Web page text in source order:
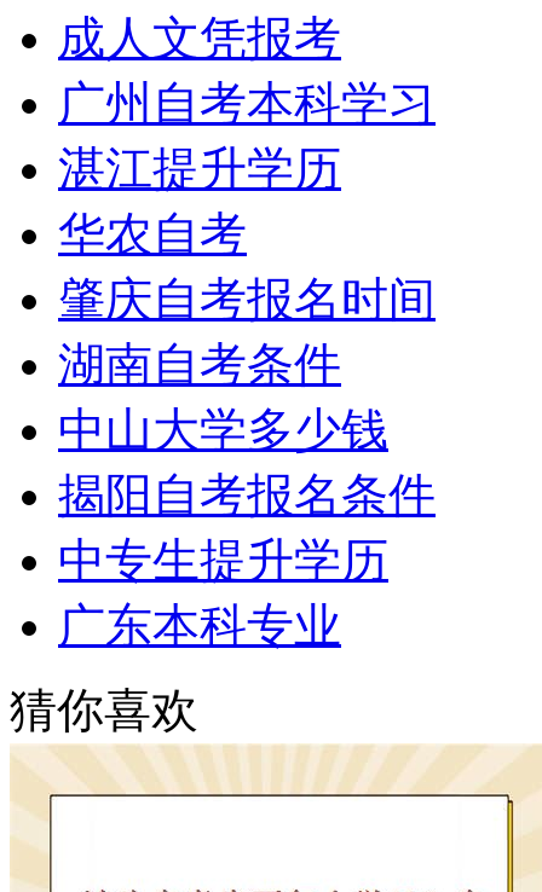
成人文凭报考
广州自考本科学习
湛江提升学历
华农自考
肇庆自考报名时间
湖南自考条件
中山大学多少钱
揭阳自考报名条件
中专生提升学历
广东本科专业
猜你喜欢